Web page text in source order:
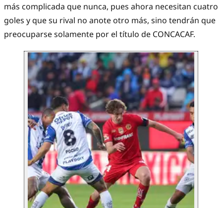
más complicada que nunca, pues ahora necesitan cuatro
goles y que su rival no anote otro más, sino tendrán que
preocuparse solamente por el título de CONCACAF.